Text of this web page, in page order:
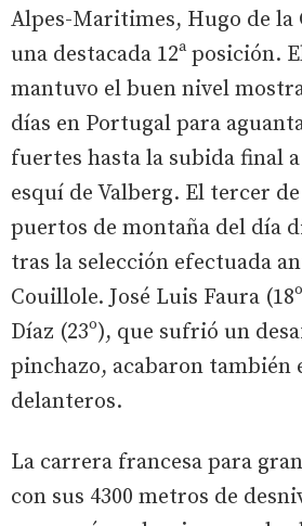
Alpes-Maritimes, Hugo de la
una destacada 12ª posición.
mantuvo el buen nivel
días en Portugal para
fuertes hasta la subida final
esquí de Valberg. El tercer
puertos de montaña del día
tras la selección efectuada
Couillole. José Luis Faura
Díaz (23º), que sufrió un
pinchazo, acabaron también
delanteros.
La carrera francesa para
con sus 4300 metros de